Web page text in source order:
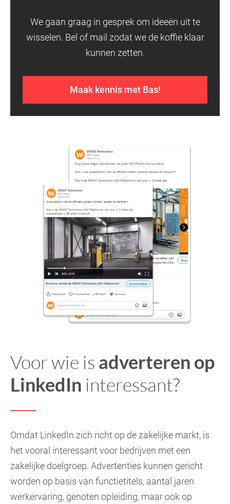
We gaan graag in gesprek om ideeën uit te
wisselen. Bel of mail zodat we de koffie klaar
kunnen zetten.
Maak kennis met Bas!
Voor wie is adverteren op
LinkedIn interessant?
Omdat LinkedIn zich richt op de zakelijke markt, is
het vooral interessant voor bedrijven met een
zakelijke doelgroep. Advertenties kunnen gericht
worden op basis van functietitels, aantal jaren
werkervaring, genoten opleiding, maar ook op